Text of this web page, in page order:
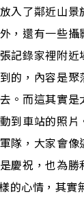
入了鄰近山景
，還有一些攝
記錄家裡附近
的，內容是聚
。而這其實是
到車站的照片
隊，大家會像
慶祝，也為勝
的心情，其實